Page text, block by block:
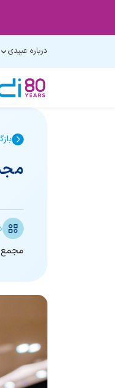
درباره عبیدی
مجمع